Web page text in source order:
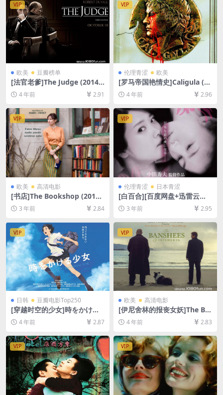
VIP
欧美 豆瓣榜单
[法官老爹]The Judge (2014)
[百度网盘+迅雷云盘资源1080
P超清未删减][MP4/8.8GB][中
英字幕]
4 年前 2.91
VIP
伦理青涩 欧美
[罗马帝国艳情史]Caligula (19
79)[百度网盘+迅雷云盘+夸克
网盘资源1080P超清未删减]
[MP4/10GB][中英字幕]【手
机无法在线播放，请下载防和
谐压缩包（含解压密码）】
4 年前 2.96
VIP
欧美 高清电影
[书店]The Bookshop (2017)
[百度网盘+夸克网盘1080P超
清未删减资源][网盘在线播放/
3 年前 2.84
VIP
伦理青涩 日本青涩
[白百合][百度网盘+迅雷云盘
资源1080P超清未删减][MP4/
4GB][日语中字]【手机/平板无
防和谐压缩包（含解压密
码）】
3 年前 2.95
VIP
日韩 豆瓣电影Top250
[穿越时空的少女]時をかける
少女 (2006)[百度网盘+迅雷云
盘资源1080P超清未删减][MP
4/5.6GB][日语中字]
4 年前 2.87
VIP
欧美 高清电影
[伊尼舍林的报丧女妖]The Ba
nshees of Inisherin (2022)
[百度网盘+迅雷云盘资源1080
P超清未删减][MP4/7GB][中
英字幕]
4 年前 2.83
VIP VIP